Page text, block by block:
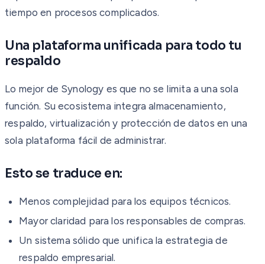
tiempo en procesos complicados.
Una plataforma unificada para todo tu
respaldo
Lo mejor de Synology es que no se limita a una sola
función. Su ecosistema integra almacenamiento,
respaldo, virtualización y protección de datos en una
sola plataforma fácil de administrar.
Esto se traduce en:
Menos complejidad para los equipos técnicos.
Mayor claridad para los responsables de compras.
Un sistema sólido que unifica la estrategia de
respaldo empresarial.